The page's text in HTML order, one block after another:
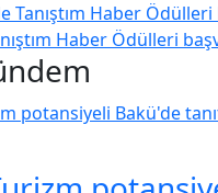
Tanıştım Haber
Haber Ödülleri